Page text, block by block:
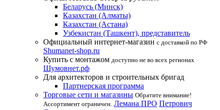
Беларусь (Минск)
Казахстан (Алматы)
Казахстан (Астана)
Узбекистан (Ташкент), представитель
Официальный интернет-магазин с доставкой по РФ
Shumanet-shop.ru
Купить с монтажом доступно не во всех регионах
Шумовнет.рф
Для архитекторов и строительных бригад
Партнерская программа
Торговые сети и магазины Обратите внимание!
Ассортимент ограничен. Лемана ПРО Петрович